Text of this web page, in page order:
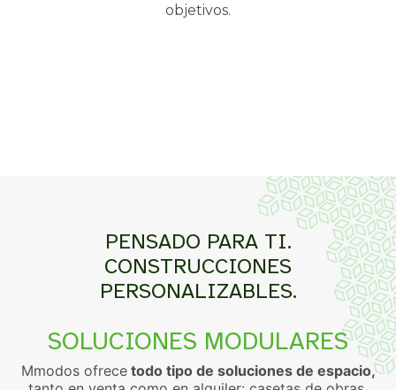
objetivos.
PENSADO PARA TI.
CONSTRUCCIONES
PERSONALIZABLES.
SOLUCIONES MODULARES
Mmodos ofrecetodo tipo de soluciones de espacio,